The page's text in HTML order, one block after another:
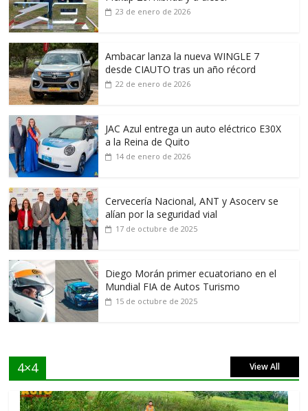
23 de enero de 2026
Ambacar lanza la nueva WINGLE 7
desde CIAUTO tras un año récord
22 de enero de 2026
JAC Azul entrega un auto eléctrico E30X
a la Reina de Quito
14 de enero de 2026
Cervecería Nacional, ANT y Asocerv se
alían por la seguridad vial
17 de octubre de 2025
Diego Morán primer ecuatoriano en el
Mundial FIA de Autos Turismo
15 de octubre de 2025
4×4 View All